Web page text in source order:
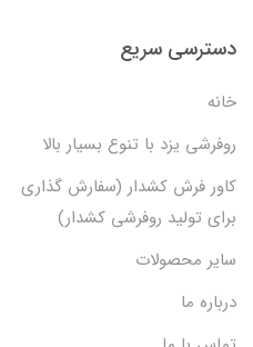
دسترسی سریع
خانه
روفرشی یزد با تنوع بسیار بالا
کاور فرش کشدار (سفارش گذاری
برای تولید روفرشی کشدار)
سایر محصولات
درباره ما